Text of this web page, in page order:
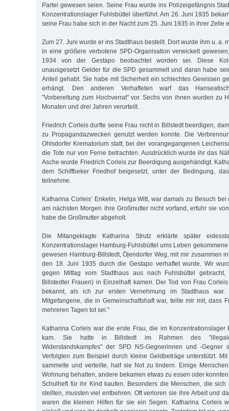
Partei gewesen seien. Seine Frau wurde ins Polizeigefängnis
Konzentrationslager Fuhlsbüttel überführt. Am 26. Juni 1935
seine Frau habe sich in der Nacht zum 25. Juni 1935 in ihrer Zelle
Zum 27. Juni wurde er ins Stadthaus bestellt. Dort wurde ihm u. a.
in eine größere verbotene SPD-Organisation verwickelt
1934 von der Gestapo beobachtet worden sei. Diese
unausgesetzt Gelder für die SPD gesammelt und daran habe
Anteil gehabt. Sie habe mit Sicherheit ein schlechtes Gewissen
erhängt. Den anderen Verhafteten warf das
"Vorbereitung zum Hochverrat" vor. Sechs von ihnen wurden zu
Monaten und drei Jahren verurteilt.
Friedrich Corleis durfte seine Frau nicht in Billstedt beerdigen,
zu Propagandazwecken genutzt werden konnte. Die
Ohlsdorfer Krematorium statt; bei der vorangegangenen
die Tote nur von Ferne betrachten. Ausdrücklich wurde ihr das
Asche wurde Friedrich Corleis zur Beerdigung ausgehändigt.
dem Schiffbeker Friedhof beigesetzt, unter der Bedingung,
teilnehme.
Katharina Corleis’ Enkelin, Helga Witt, war damals zu Besuch
am nächsten Morgen ihre Großmutter nicht vorfand, erfuhr sie
habe die Großmutter abgeholt.
Die Mitangeklagte Katharina Strutz erklärte später
Konzentrationslager Hamburg-Fuhlsbüttel ums Leben
gewesen Hamburg-Billstedt, Öjendorfer Weg, mit mir zusammen
den 18. Juni 1935 durch die Gestapo verhaftet wurde. Wir
gegen Mittag vom Stadthaus aus nach Fuhlsbüttel
Billstedter Frauen) in Einzelhaft kamen. Der Tod von Frau
bekannt, als ich zur ersten Vernehmung im Stadthaus war.
Mitgefangene, die in Gemeinschaftshaft war, teilte mir mit, dass
mehreren Tagen tot sei."
Katharina Corleis war die erste Frau, die im Konzentrationslager
kam. Sie hatte in Billstedt im Rahmen des "illegalen
Widerstandskampfes" der SPD NS-Gegnerinnen und -Gegner
Verfolgten zum Beispiel durch kleine Geldbeträge unterstützt.
sammelte und verteilte, half sie Not zu lindern. Einige
Wohnung behalten, andere bekamen etwas zu essen oder
Schulheft für ihr Kind kaufen. Besonders die Menschen, die sich
stellten, mussten viel entbehren. Oft verloren sie ihre Arbeit und
waren die kleinen Hilfen für sie ein Segen. Katharina Corleis